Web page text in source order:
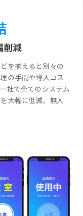
削減
を揃えると別々の
の手間や導入コス
社で全てのシステム
大幅に低減、無人